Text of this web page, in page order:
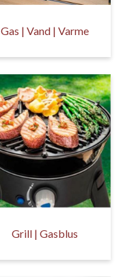
Gas | Vand | Varme
Grill | Gasblus